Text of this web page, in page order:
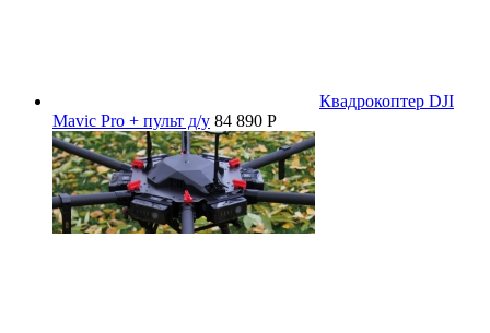
Квадрокоптер DJI
Mavic Pro + пульт д/у 84 890 P